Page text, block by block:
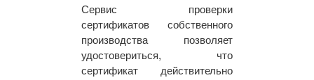
Сервис проверки
сертификатов собственного
производства позволяет
удостовериться, что
сертификат действительно